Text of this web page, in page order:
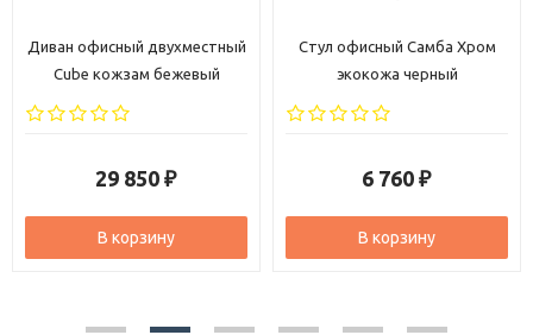
Стул офисный Самба Хром
экокожа черный
Компьютерное
Ультра ткань